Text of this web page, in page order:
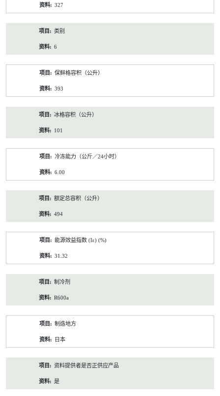
327
类别
6
保鲜格容积（公升）
393
冰格容积（公升）
101
冷冻能力（公斤／24小时）
6.00
额定总容积（公升）
494
能源效益指数 (Iε) (%)
31.32
制冷剂
R600a
制造地方
日本
资料提供者是否正供应产品
是